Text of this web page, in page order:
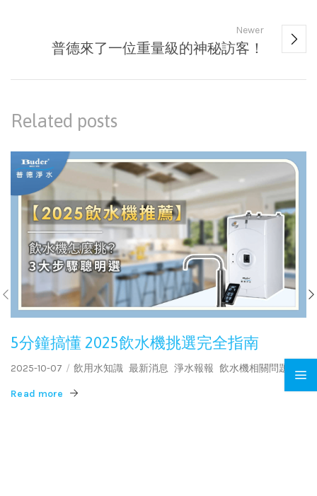
Newer
普德來了一位重量級的神秘訪客！
Related posts
5分鐘搞懂 2025飲水機挑選完全指南
2025-10-07 飲用水知識 最新消息 淨水報報 飲水機相關問題
Read more